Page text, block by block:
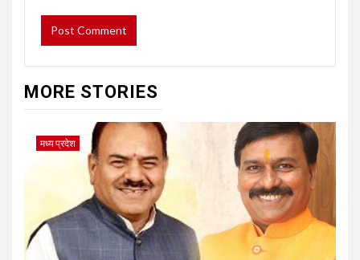
MORE STORIES
मध्य प्रदेश